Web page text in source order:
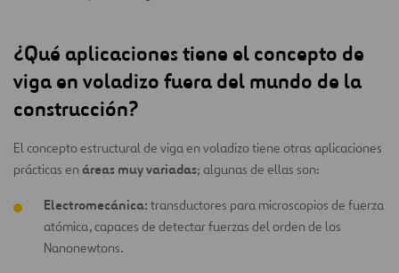
¿Qué aplicaciones tiene el concepto de
viga en voladizo fuera del mundo de la
construcción?
El concepto estructural de viga en voladizo tiene otras aplicaciones
prácticas en áreas muy variadas; algunas de ellas son:
Electromecánica: transductores para microscopios de fuerza
atómica, capaces de detectar fuerzas del orden de los
Nanonewtons.